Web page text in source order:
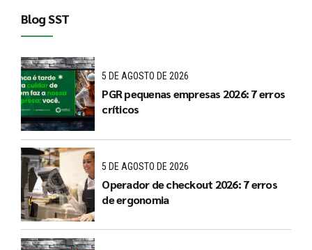
Blog SST
5 DE AGOSTO DE 2026
PGR pequenas empresas 2026: 7 erros
críticos
5 DE AGOSTO DE 2026
Operador de checkout 2026: 7 erros
de ergonomia